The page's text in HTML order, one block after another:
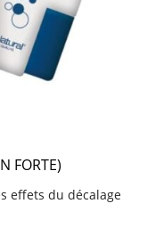
FORTE)
effets du décalage